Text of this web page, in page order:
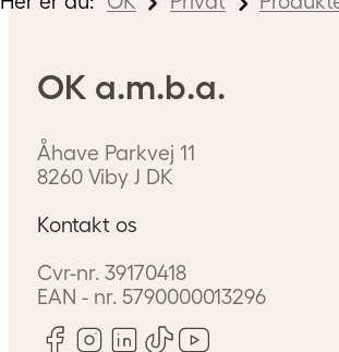
OK a.m.b.a.
Åhave Parkvej 11
8260 Viby J DK
Kontakt os
Cvr-nr. 39170418
EAN - nr.5790000013296